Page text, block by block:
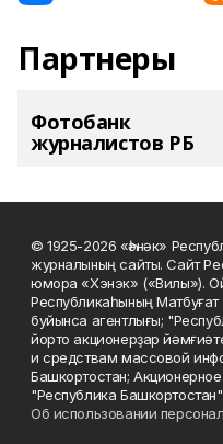
Партнеры
Фотобанк
журналистов РБ
© 1925-2026 «Һәнәк»
журналының сайты. Сайт
юмора «Хэнэк» («Вилы»).
Республикаһының
буйынса агентлығы;
йорто акционерҙар
и средствам массовой
Башкортостан;
"Республика Башкортостан".
Об использовании